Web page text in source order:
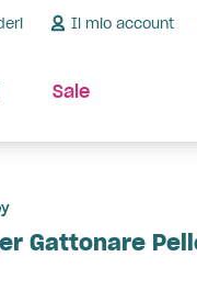
Il mio account
Sale
Gattonare